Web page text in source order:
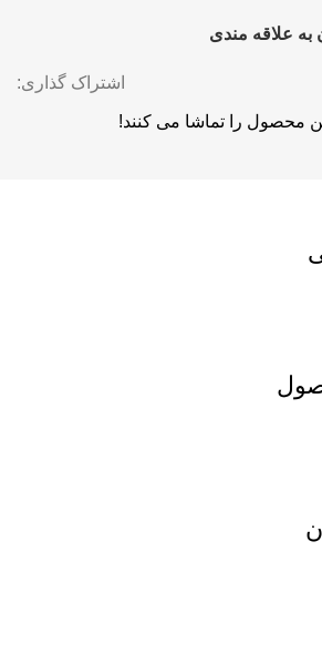
به علاقه مندی
اشتراک گذاری:
محصول را تماشا می کنند!